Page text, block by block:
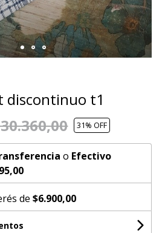
discontinuo t1
31% OFF
o Efectivo
de$6.900,00